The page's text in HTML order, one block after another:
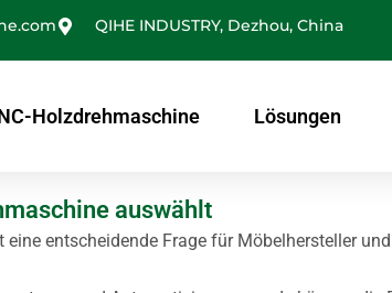
QIHE INDUSTRY, Dezhou, China
Holzdrehmaschine Lösungen
auswählt
entscheidende Frage für Möbelhersteller